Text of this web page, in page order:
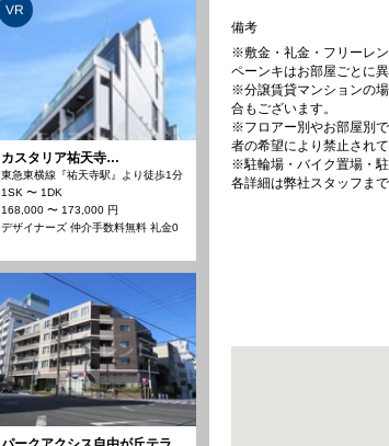
備考
※敷金・礼金・フリーレ
ペーンキはお部屋ごとに
※分譲賃貸マンションの
合もございます。
※フロアー別やお部屋別
者の希望により禁止され
※駐輪場・バイク置場・駐
各詳細は弊社スタッフまで
VR
カスタリア祐天寺…
東急東横線『祐天寺駅』より徒歩1分
1SK 〜 1DK
168,000 〜 173,000 円
デザイナーズ 仲介手数料無料 礼金0